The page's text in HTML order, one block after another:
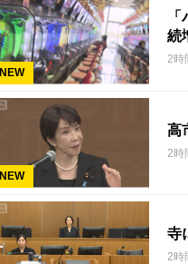
NEW
続
2時
NEW
高
2時
寺
2時